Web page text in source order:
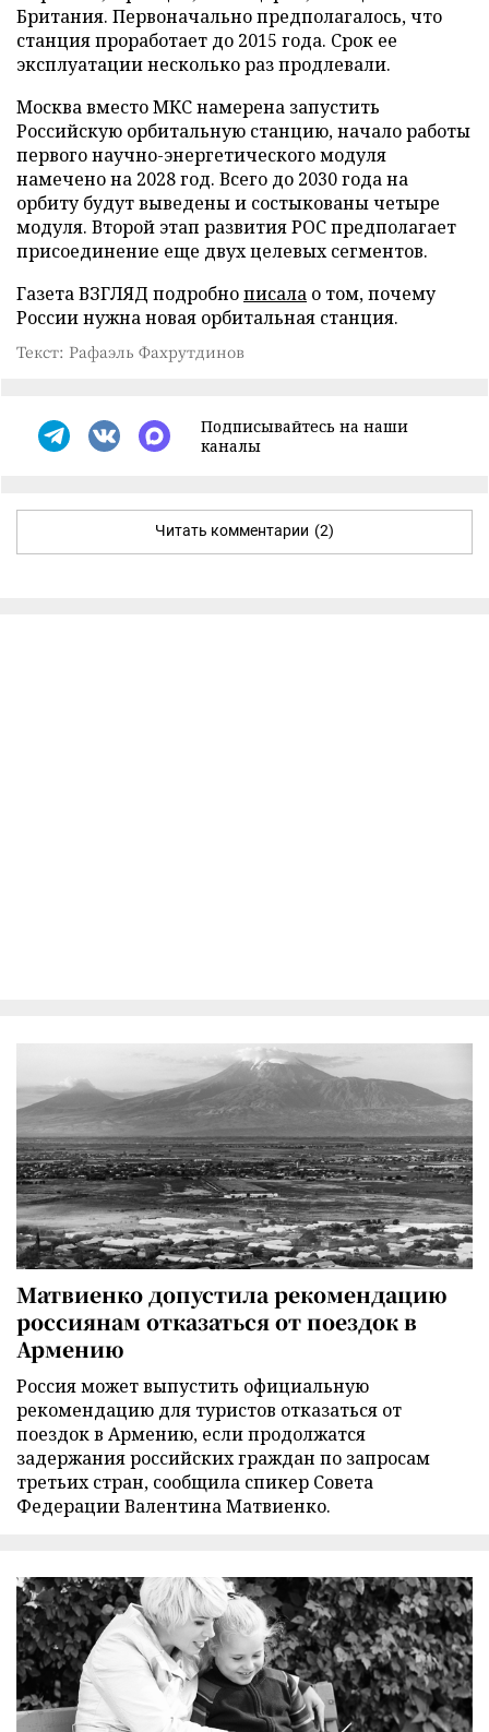
Британия. Первоначально предполагалось, что
станция проработает до 2015 года. Срок ее
эксплуатации несколько раз продлевали.
Москва вместо МКС намерена запустить
Российскую орбитальную станцию, начало работы
первого научно-энергетического модуля
намечено на 2028 год. Всего до 2030 года на
орбиту будут выведены и состыкованы четыре
модуля. Второй этап развития РОС предполагает
присоединение еще двух целевых сегментов.
Газета ВЗГЛЯД подробнописала о том, почему
России нужна новая орбитальная станция.
Текст: Рафаэль Фахрутдинов
Подписывайтесь на наши
каналы
Читать комментарии (2)
Матвиенко допустила рекомендацию
россиянам отказаться от поездок в
Армению
Россия может выпустить официальную
рекомендацию для туристов отказаться от
поездок в Армению, если продолжатся
задержания российских граждан по запросам
третьих стран, сообщила спикер Совета
Федерации Валентина Матвиенко.